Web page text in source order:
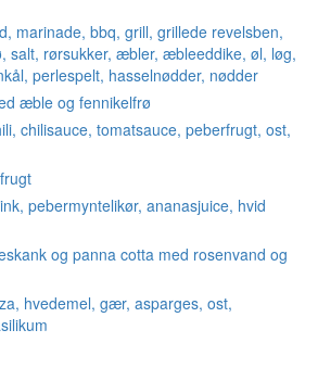
æble og fennikelfrø
og panna cotta med rosenvand og